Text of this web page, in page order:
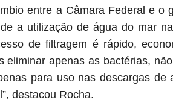
entre a Câmara Federal e o
a utilização de água do mar
de filtragem é rápido,
eliminar apenas as bactérias,
para uso nas descargas de
destacou Rocha.